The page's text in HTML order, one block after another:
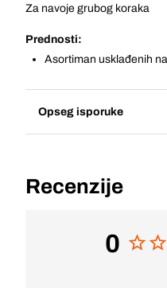
Za navoje grubog koraka
Prednosti:
Asortiman usklađenih
Opseg isporuke
Recenzije
0